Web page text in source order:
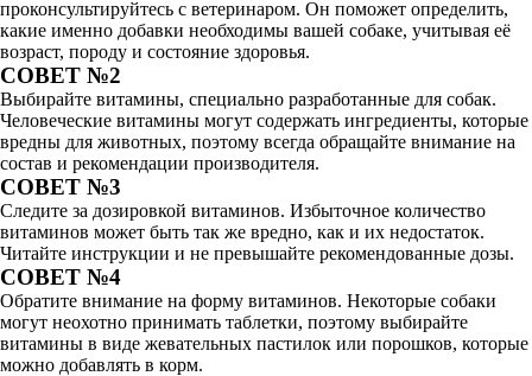
проконсультируйтесь с ветеринаром. Он поможет определить,
какие именно добавки необходимы вашей собаке, учитывая её
возраст, породу и состояние здоровья.
СОВЕТ №2
Выбирайте витамины, специально разработанные для собак.
Человеческие витамины могут содержать ингредиенты, которые
вредны для животных, поэтому всегда обращайте внимание на
состав и рекомендации производителя.
СОВЕТ №3
Следите за дозировкой витаминов. Избыточное количество
витаминов может быть так же вредно, как и их недостаток.
Читайте инструкции и не превышайте рекомендованные дозы.
СОВЕТ №4
Обратите внимание на форму витаминов. Некоторые собаки
могут неохотно принимать таблетки, поэтому выбирайте
витамины в виде жевательных пастилок или порошков, которые
можно добавлять в корм.